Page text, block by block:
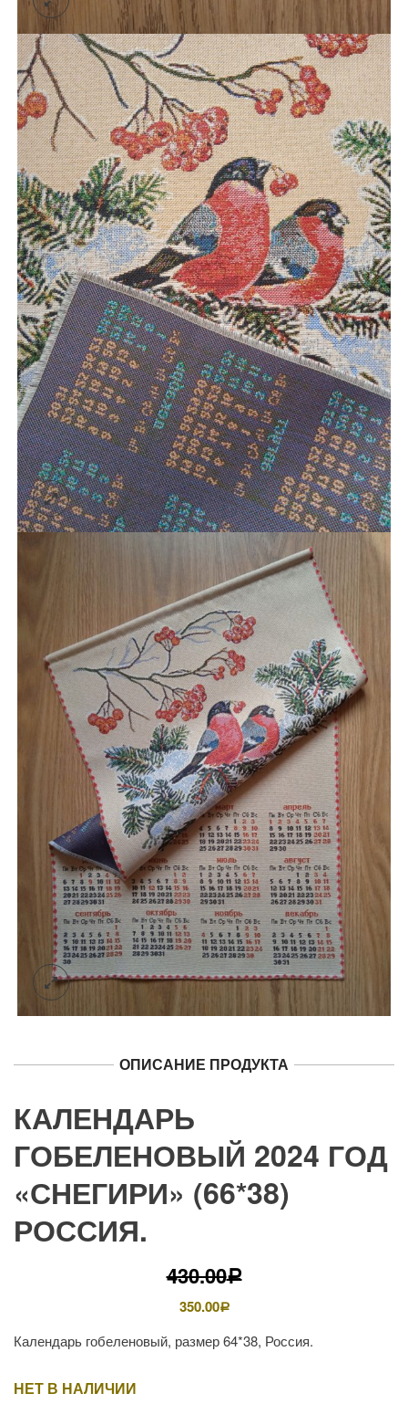
ОПИСАНИЕ ПРОДУКТА
КАЛЕНДАРЬ
ГОБЕЛЕНОВЫЙ 2024 ГОД
«СНЕГИРИ» (66*38)
РОССИЯ.
430.00Р
350.00Р
Календарь гобеленовый, размер 64*38, Россия.
НЕТ В НАЛИЧИИ